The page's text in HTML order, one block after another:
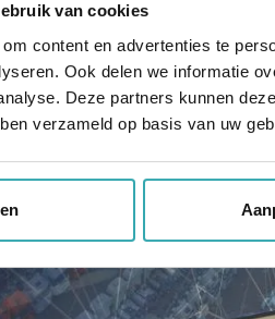
van cookies
content en advertenties te
Ook delen we informatie
Deze partners kunnen
verzameld op basis van uw